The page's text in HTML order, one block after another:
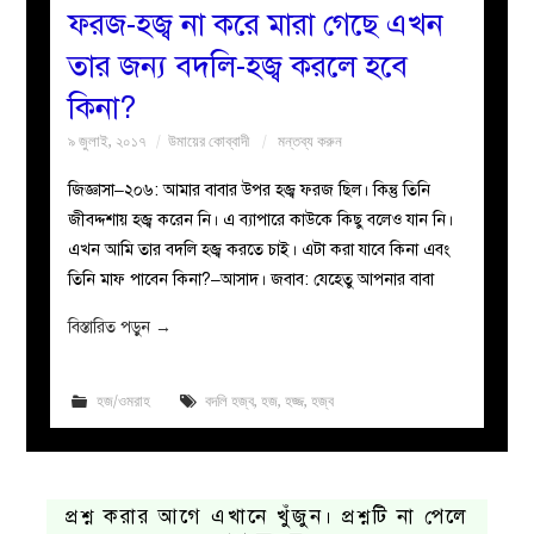
ফরজ-হজ্ব না করে মারা গেছে এখন
তার জন্য বদলি-হজ্ব করলে হবে
কিনা?
৯ জুলাই, ২০১৭ উমায়ের কোব্বাদী মন্তব্য করুন
জিজ্ঞাসা–২০৬: আমার বাবার উপর হজ্ব ফরজ ছিল। কিন্তু তিনি
জীবদ্দশায় হজ্ব করেন নি। এ ব্যাপারে কাউকে কিছু বলেও যান নি।
এখন আমি তার বদলি হজ্ব করতে চাই। এটা করা যাবে কিনা এবং
তিনি মাফ পাবেন কিনা?–আসাদ। জবাব: যেহেতু আপনার বাবা
বিস্তারিত পড়ুন →
হজ/ওমরাহ বদলি হজ্ব, হজ, হজ্জ, হজ্ব
প্রশ্ন করার আগে এখানে খুঁজুন। প্রশ্নটি না পেলে